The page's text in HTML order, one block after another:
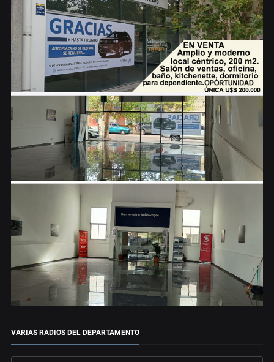
VARIAS RADIOS DEL DEPARTAMENTO